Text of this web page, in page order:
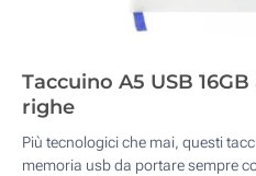
Taccuino A5 USB
righe
Più tecnologici che mai, questi
memoria usb da portare sempre